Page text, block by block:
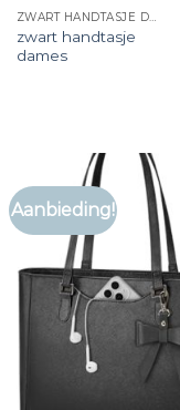
ZWART HANDTASJE DAMES
zwart handtasje
dames
Aanbieding!